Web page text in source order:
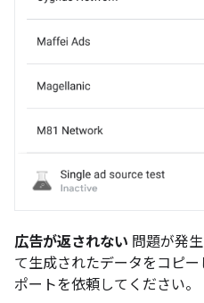
広告が返されない 問題が発
て生成されたデータをコピ
ポートを依頼してください。